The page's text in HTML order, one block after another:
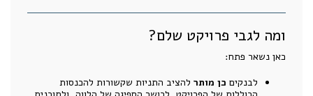
ומה לגבי פרויקט שלם?
כאן נשאר פתח:
לבנקים כן מותר להציב התניות שקשורות להכנסות